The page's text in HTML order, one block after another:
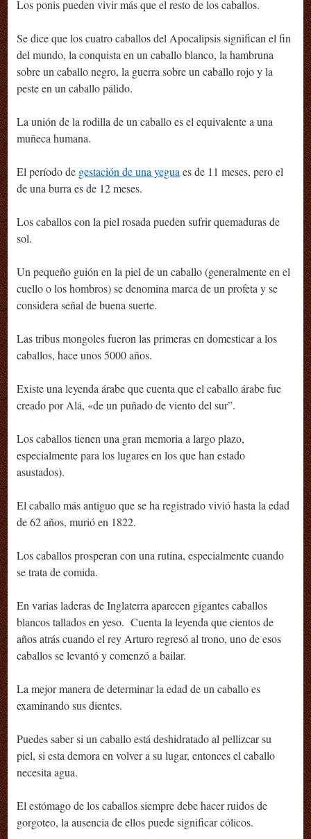
Los ponis pueden vivir más que el resto de los caballos.
Se dice que los cuatro caballos del Apocalipsis significan el fin
del mundo, la conquista en un caballo blanco, la hambruna
sobre un caballo negro, la guerra sobre un caballo rojo y la
peste en un caballo pálido.
La unión de la rodilla de un caballo es el equivalente a una
muñeca humana.
El período de gestación de una yegua es de 11 meses, pero el
de una burra es de 12 meses.
Los caballos con la piel rosada pueden sufrir quemaduras de
sol.
Un pequeño guión en la piel de un caballo (generalmente en el
cuello o los hombros) se denomina marca de un profeta y se
considera señal de buena suerte.
Las tribus mongoles fueron las primeras en domesticar a los
caballos, hace unos 5000 años.
Existe una leyenda árabe que cuenta que el caballo árabe fue
creado por Alá, «de un puñado de viento del sur”.
Los caballos tienen una gran memoria a largo plazo,
especialmente para los lugares en los que han estado
asustados).
El caballo más antiguo que se ha registrado vivió hasta la edad
de 62 años, murió en 1822.
Los caballos prosperan con una rutina, especialmente cuando
se trata de comida.
En varias laderas de Inglaterra aparecen gigantes caballos
blancos tallados en yeso. Cuenta la leyenda que cientos de
años atrás cuando el rey Arturo regresó al trono, uno de esos
caballos se levantó y comenzó a bailar.
La mejor manera de determinar la edad de un caballo es
examinando sus dientes.
Puedes saber si un caballo está deshidratado al pellizcar su
piel, si esta demora en volver a su lugar, entonces el caballo
necesita agua.
El estómago de los caballos siempre debe hacer ruidos de
gorgoteo, la ausencia de ellos puede significar cólicos.